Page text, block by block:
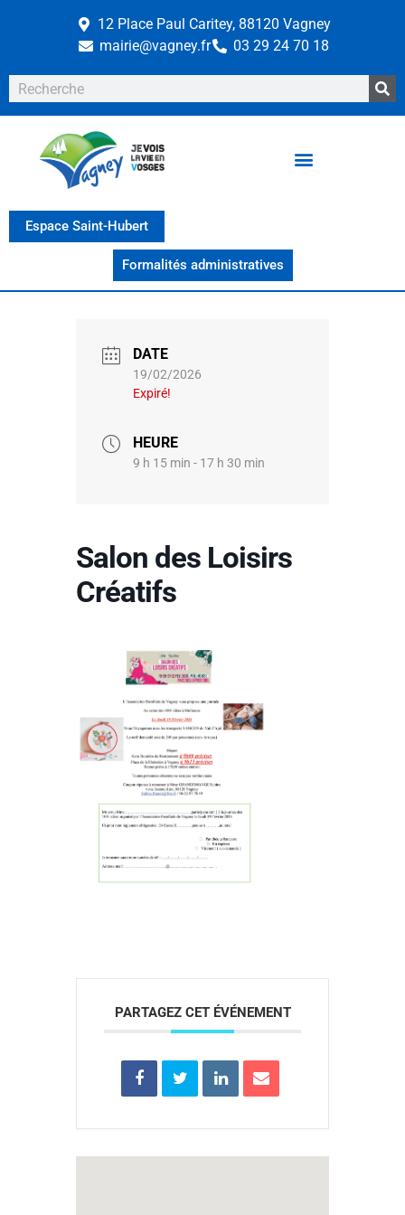
12 Place Paul Caritey, 88120 Vagney
mairie@vagney.fr
03 29 24 70 18
Espace Saint-Hubert
Formalités administratives
DATE
19/02/2026
Expiré!
HEURE
9 h 15 min - 17 h 30 min
Salon des Loisirs
Créatifs
PARTAGEZ CET ÉVÉNEMENT